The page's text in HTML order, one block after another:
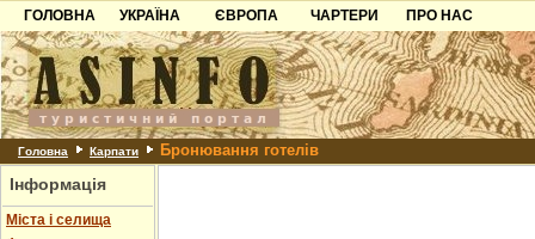
ГОЛОВНА
УКРАЇНА
Карпати
Азов
Причорноморря
Шацьк
ЄВРОПА
Чорногорія
Хорватія
Болгарія
Албанія
ЧАРТЕРИ
ПРО НАС
Контакти
Партнерам
Додати готель
Головна Карпати Бронювання готелів
Інформація
Міста і селища